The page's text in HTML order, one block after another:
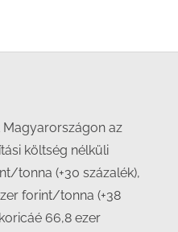
Magyarországon az
költség nélküli
tonna (+30 százalék),
forint/tonna (+38
66,8 ezer